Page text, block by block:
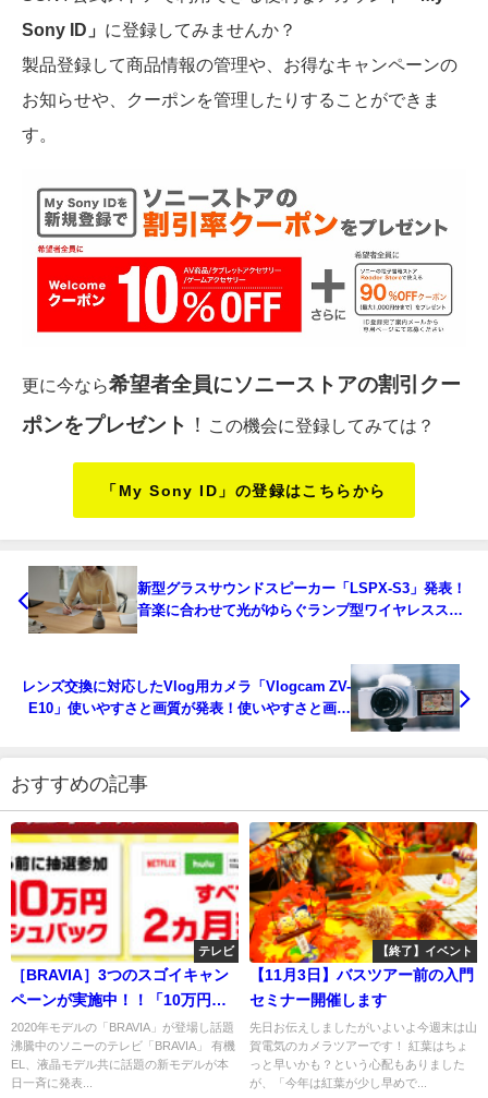
Sony ID」 に登録してみませんか？
製品登録して商品情報の管理や、お得なキャンペーンの
お知らせや、クーポンを管理したりすることができま
す。
更に今なら希望者全員にソニーストアの割引クー
ポンをプレゼント ！ この機会に登録してみては？
「My Sony ID」の登録はこちらから
新型グラスサウンドスピーカー「LSPX-S3」発表！
音楽に合わせて光がゆらぐランプ型ワイヤレススピ
レンズ交換に対応したVlog用カメラ「Vlogcam ZV-
E10」使いやすさと画質が発表！使いやすさと画質
おすすめの記事
テレビ
［BRAVIA］3つのスゴイキャン
ペーンが実施中！！「10万円キ
ャッシュバック！」「ネット動
画全て無料！？」「セットで更
にオトク！！？」
2020年モデルの「BRAVIA」が登場し話題
沸騰中のソニーのテレビ「BRAVIA」 有機
EL、液晶モデル共に話題の新モデルが本
日一斉に発表...
【終了】イベント
【11月3日】バスツアー前の入門
セミナー開催します
先日お伝えしましたがいよいよ今週末は山
賀電気のカメラツアーです！ 紅葉はちょ
っと早いかも？という心配もありました
が、「今年は紅葉が少し早めで...